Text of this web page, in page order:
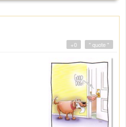
" quote "
+0